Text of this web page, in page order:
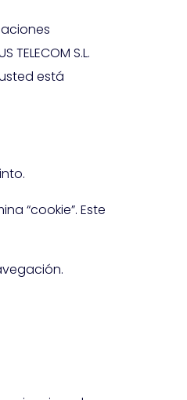
S.L.
está
“cookie”. Este